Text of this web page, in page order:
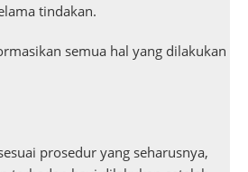
tindakan.
semua hal yang dilakukan
prosedur yang seharusnya,